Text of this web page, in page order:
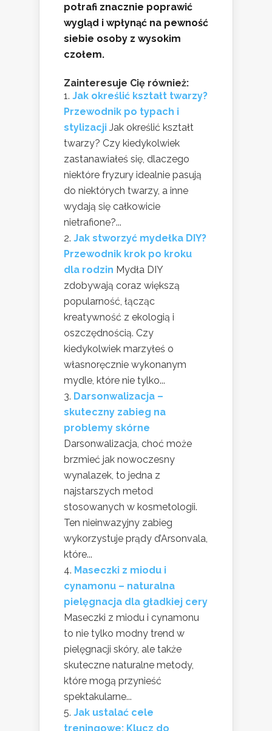
potrafi znacznie poprawić
wygląd i wpłynąć na pewność
siebie osoby z wysokim
czołem.
Zainteresuje Cię również:
Jak określić kształt twarzy?
Przewodnik po typach i
stylizacji Jak określić kształt
twarzy? Czy kiedykolwiek
zastanawiałeś się, dlaczego
niektóre fryzury idealnie pasują
do niektórych twarzy, a inne
wydają się całkowicie
nietrafione?...
Jak stworzyć mydełka DIY?
Przewodnik krok po kroku
dla rodzin Mydła DIY
zdobywają coraz większą
popularność, łącząc
kreatywność z ekologią i
oszczędnością. Czy
kiedykolwiek marzyłeś o
własnoręcznie wykonanym
mydle, które nie tylko...
Darsonwalizacja –
skuteczny zabieg na
problemy skórne
Darsonwalizacja, choć może
brzmieć jak nowoczesny
wynalazek, to jedna z
najstarszych metod
stosowanych w kosmetologii.
Ten nieinwazyjny zabieg
wykorzystuje prądy d’Arsonvala,
które...
Maseczki z miodu i
cynamonu – naturalna
pielęgnacja dla gładkiej cery
Maseczki z miodu i cynamonu
to nie tylko modny trend w
pielęgnacji skóry, ale także
skuteczne naturalne metody,
które mogą przynieść
spektakularne...
Jak ustalać cele
treningowe: Klucz do